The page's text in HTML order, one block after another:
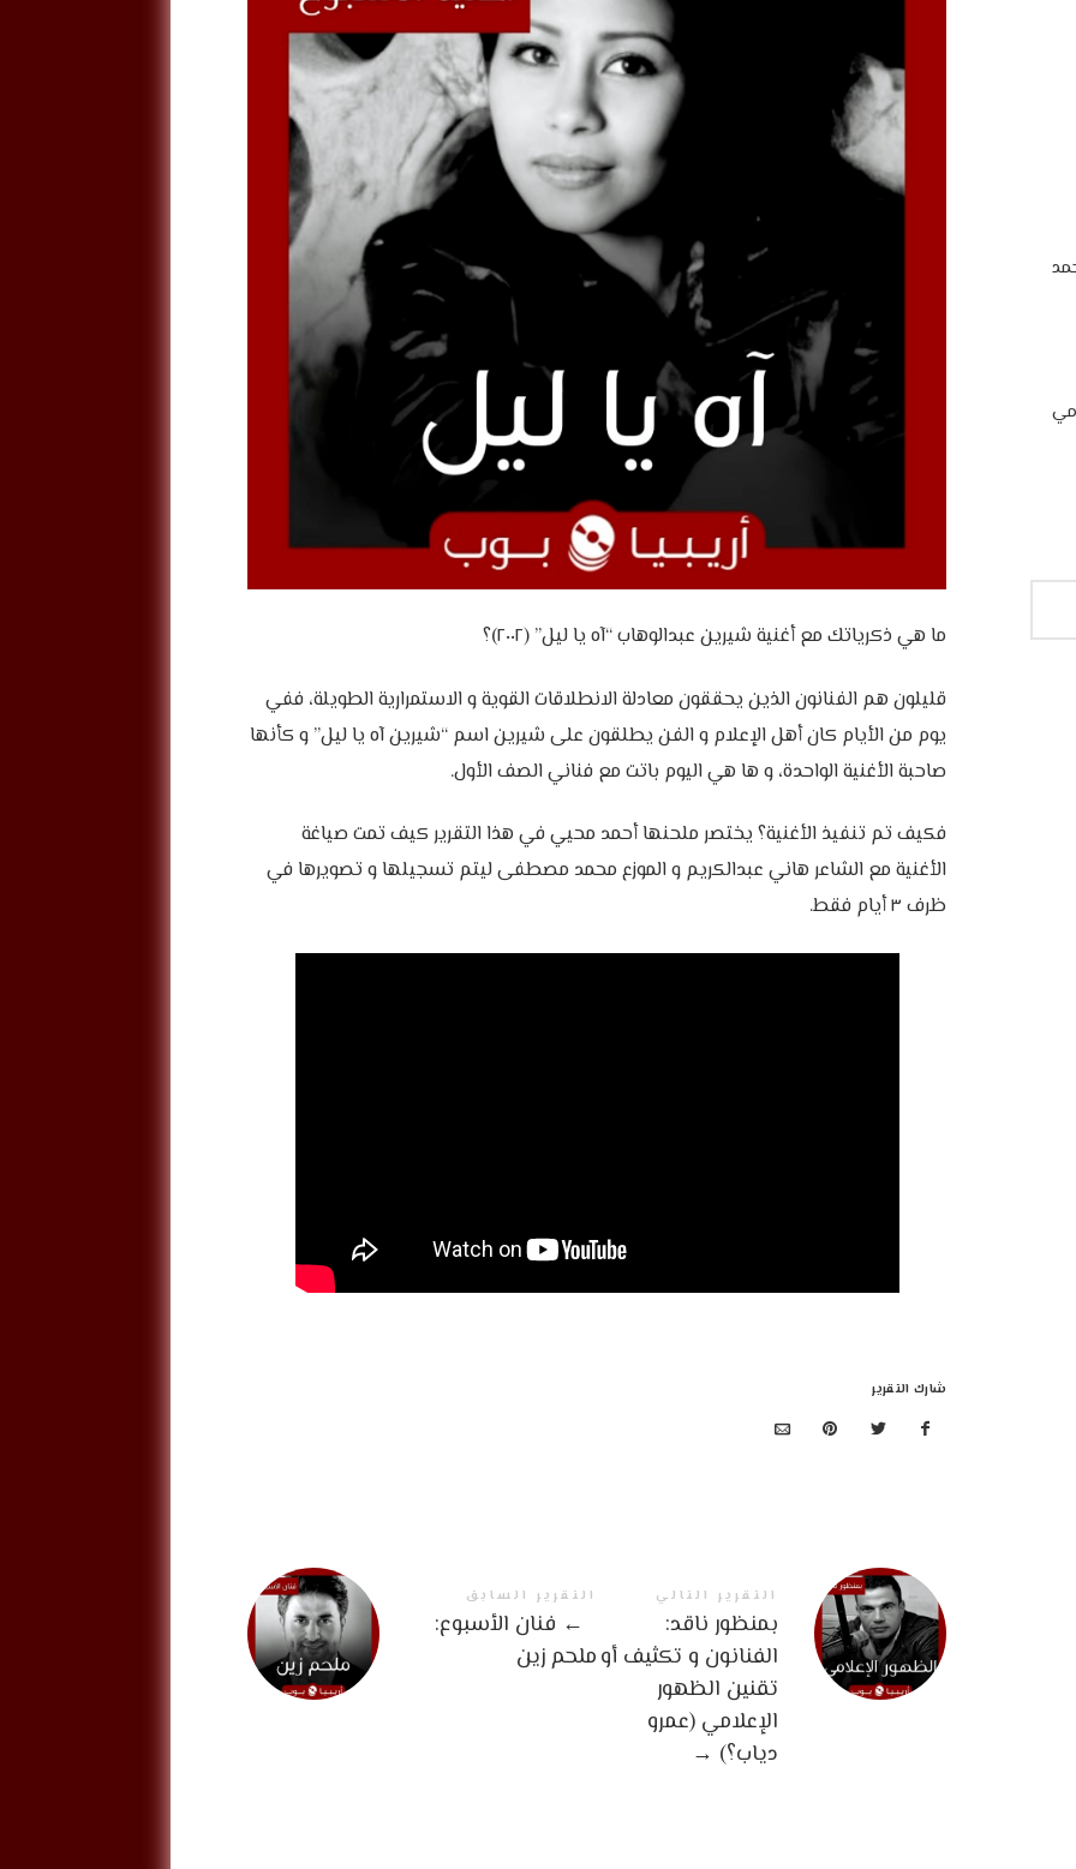
ما هي ذكرياتك مع أغنية شيرين عبدالوهاب “آه يا ليل” (٢٠٠٢)؟
قليلون هم الفنانون الذين يحققون معادلة الانطلاقات القوية و الاستمرارية الطويلة، ففي
يوم من الأيام كان أهل الإعلام و الفن يطلقون على شيرين اسم “شيرين آه يا ليل” و كأنها
صاحبة الأغنية الواحدة، و ها هي اليوم باتت مع فناني الصف الأول.
فكيف تم تنفيذ الأغنية؟ يختصر ملحنها أحمد محيي في هذا التقرير كيف تمت صياغة
الأغنية مع الشاعر هاني عبدالكريم و الموزع محمد مصطفى ليتم تسجيلها و تصويرها في
ظرف ٣ أيام فقط.
شارك التقرير
التقرير السابق
← فنان الأسبوع:
ملحم زين
التقرير التالي
بمنظور ناقد:
الفنانون و تكثيف أو
تقنين الظهور
الإعلامي (عمرو
دياب؟) →